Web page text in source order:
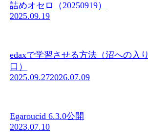
詰めオセロ（20250919）
2025.09.19
edaxで学習させる方法（沼への入り
口）
2025.09.272026.07.09
Egaroucid 6.3.0公開
2023.07.10